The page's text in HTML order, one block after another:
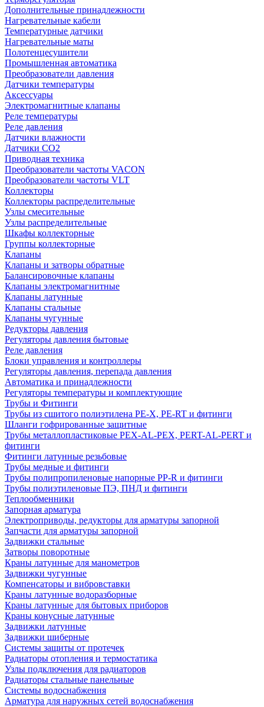
Дополнительные принадлежности
Нагревательные кабели
Температурные датчики
Нагревательные маты
Полотенцесушители
Промышленная автоматика
Преобразователи давления
Датчики температуры
Аксессуары
Электромагнитные клапаны
Реле температуры
Реле давления
Датчики влажности
Датчики CO2
Приводная техника
Преобразователи частоты VACON
Преобразователи частоты VLT
Коллекторы
Коллекторы распределительные
Узлы смесительные
Узлы распределительные
Шкафы коллекторные
Группы коллекторные
Клапаны
Клапаны и затворы обратные
Балансировочные клапаны
Клапаны электромагнитные
Клапаны латунные
Клапаны стальные
Клапаны чугунные
Редукторы давления
Регуляторы давления бытовые
Реле давления
Блоки управления и контроллеры
Регуляторы давления, перепада давления
Автоматика и принадлежности
Регуляторы температуры и комплектующие
Трубы и Фитинги
Трубы из сшитого полиэтилена PE-X, PE-RT и фитинги
Шланги гофрированные защитные
Трубы металлопластиковые PEX-AL-PEX, PERT-AL-PERT и
фитинги
Фитинги латунные резьбовые
Трубы медные и фитинги
Трубы полипропиленовые напорные PP-R и фитинги
Трубы полиэтиленовые ПЭ, ПНД и фитинги
Теплообменники
Запорная арматура
Электроприводы, редукторы для арматуры запорной
Запчасти для арматуры запорной
Задвижки стальные
Затворы поворотные
Краны латунные для манометров
Задвижки чугунные
Компенсаторы и вибровставки
Краны латунные водоразборные
Краны латунные для бытовых приборов
Краны конусные латунные
Задвижки латунные
Задвижки шиберные
Системы защиты от протечек
Радиаторы отопления и термостатика
Узлы подключения для радиаторов
Радиаторы стальные панельные
Системы водоснабжения
Арматура для наружных сетей водоснабжения